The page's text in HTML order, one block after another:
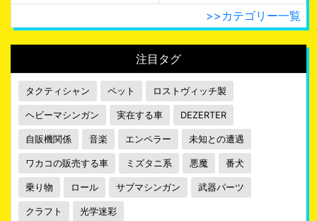
>>カテゴリー一覧
注目タグ
タクティシャン ペット ロストヴィッチ製
ヘビーマシンガン 実在する車 DEZERTER
自販機関係 音楽 エンペラー 未知との遭遇
ワカコの販売する車 ミズタニ系 悪魔 番犬
乗り物 ロール サブマシンガン 武器パーツ
クラフト 光学迷彩